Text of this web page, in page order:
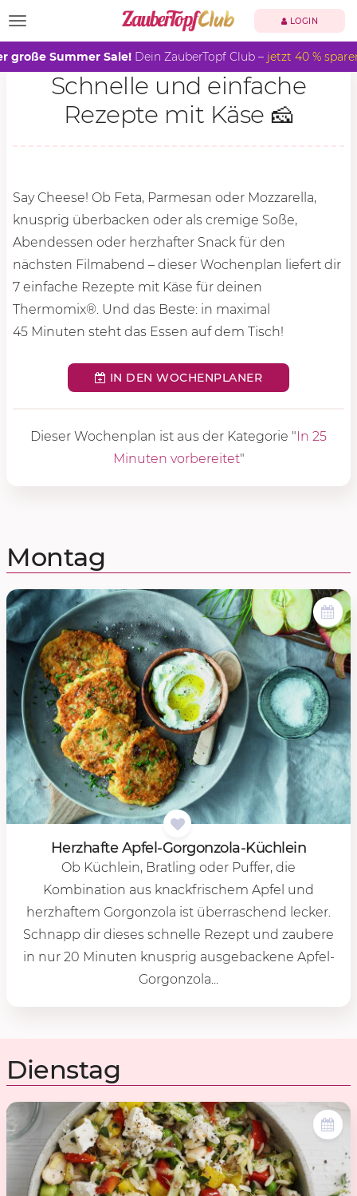
TOGGLE NAVIGATION LOGIN
große Summer Sale! Dein ZauberTopf Club – jetzt 40 %
Schnelle und einfache
Rezepte mit Käse 🧀
Say Cheese! Ob Feta, Parmesan oder Mozzarella,
knusprig überbacken oder als cremige Soße,
Abendessen oder herzhafter Snack für den
nächsten Filmabend – dieser Wochenplan liefert dir
7 einfache Rezepte mit Käse für deinen
Thermomix®. Und das Beste: in maximal
45 Minuten steht das Essen auf dem Tisch!
IN DEN WOCHENPLANER
Dieser Wochenplan ist aus der Kategorie "In 25
Minuten vorbereitet"
Montag
Herz­haf­te Ap­fel-Gor­gon­zo­la-Küch­lein
Ob Küchlein, Bratling oder Puffer, die
Kombination aus knackfrischem Apfel und
herzhaftem Gorgonzola ist überraschend lecker.
Schnapp dir dieses schnelle Rezept und zaubere
in nur 20 Minuten knusprig ausgebackene Apfel-
Gorgonzola...
Dienstag